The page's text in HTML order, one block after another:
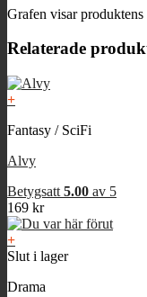
Grafen visar produktens
Relaterade
+
Fantasy / SciFi
Alvy
Betygsatt 5.00 av 5
169 kr
+
Slut i lager
Drama